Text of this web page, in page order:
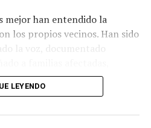
Para otros, una simple
mismo.
estudiantiles y
mejor han entendido la
los propios vecinos. Han sido
la voz, documentado
que las autoridades
quisieran reducir el
LEYENDO